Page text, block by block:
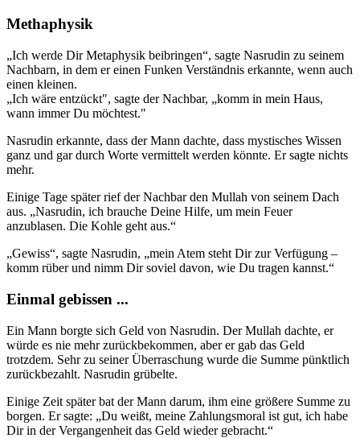
Methaphysik
„Ich werde Dir Metaphysik beibringen“, sagte Nasrudin zu seinem
Nachbarn, in dem er einen Funken Verständnis erkannte, wenn auch
einen kleinen.
„Ich wäre entzückt", sagte der Nachbar, „komm in mein Haus,
wann immer Du möchtest."
Nasrudin erkannte, dass der Mann dachte, dass mystisches Wissen
ganz und gar durch Worte vermittelt werden könnte. Er sagte nichts
mehr.
Einige Tage später rief der Nachbar den Mullah von seinem Dach
aus. „Nasrudin, ich brauche Deine Hilfe, um mein Feuer
anzublasen. Die Kohle geht aus.“
„Gewiss“, sagte Nasrudin, „mein Atem steht Dir zur Verfügung –
komm rüber und nimm Dir soviel davon, wie Du tragen kannst.“
Einmal gebissen ...
Ein Mann borgte sich Geld von Nasrudin. Der Mullah dachte, er
würde es nie mehr zurückbekommen, aber er gab das Geld
trotzdem. Sehr zu seiner Überraschung wurde die Summe pünktlich
zurückbezahlt. Nasrudin grübelte.
Einige Zeit später bat der Mann darum, ihm eine größere Summe zu
borgen. Er sagte: „Du weißt, meine Zahlungsmoral ist gut, ich habe
Dir in der Vergangenheit das Geld wieder gebracht.“